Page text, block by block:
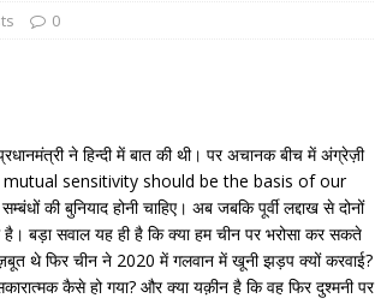
0
ने हिन्दी में बात की थी। पर अचानक बीच में अंग्रेज़ी
mutual sensitivity should be the basis of our
की बुनियाद होनी चाहिए। अब जबकि पूर्वी लद्दाख से दोनों
बड़ा सवाल यह ही है कि क्या हम चीन पर भरोसा कर सकते
थे फिर चीन ने 2020 में गलवान में खूनी झड़प क्यों करवाई?
कैसे हो गया? और क्या यक़ीन है कि वह फिर दुश्मनी पर